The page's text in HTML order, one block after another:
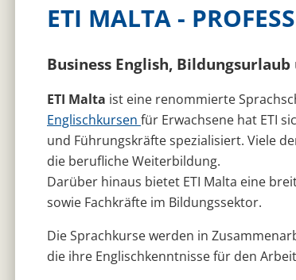
ETI MALTA -
Business English,
ETI Malta ist eine renommierte
Englischkursen für Erwachsene hat ETI
und Führungskräfte spezialisiert. Viele
die berufliche Weiterbildung.
Darüber hinaus bietet ETI Malta eine
sowie Fachkräfte im Bildungssektor.
Die Sprachkurse werden in
die ihre Englischkenntnisse für den